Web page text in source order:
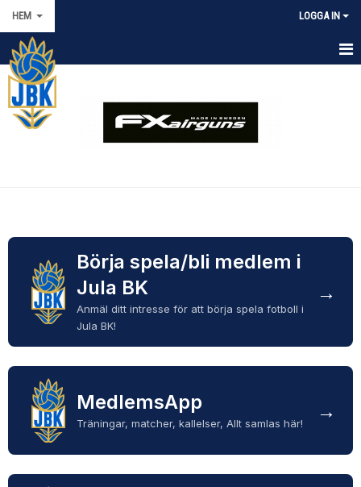
HEM LOGGA IN
HEM
MEDLEMSAVGIFTER
TRÄNINGSKLÄDER
SPONSORER
KONTAKTINFO
DOKUMENT
Börja spela/bli medlem i
Jula BK
Anmäl ditt intresse för att börja spela fotboll i
Jula BK!
→
MedlemsApp
Träningar, matcher, kallelser, Allt samlas här! →